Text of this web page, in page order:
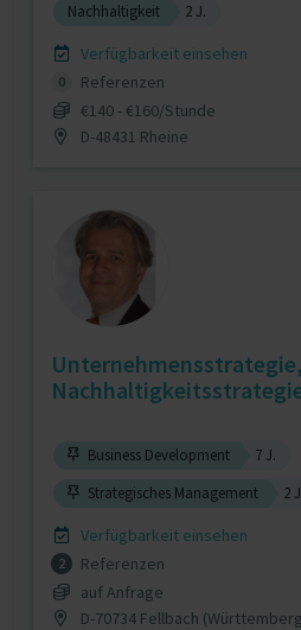
Nachhaltigkeit
2 J.
Verfügbarkeit einsehen
0
Referenzen
€140 - €160/Stunde
D-48431 Rheine
Unternehmensstrategie,
Business Development
7 J.
Strategisches Management
2
Verfügbarkeit einsehen
2
Referenzen
auf Anfrage
D-70734 Fellbach